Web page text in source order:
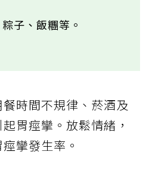
子、飯糰等。
時間不規律、菸酒及
胃痙攣。放鬆情緒，
攣發生率。